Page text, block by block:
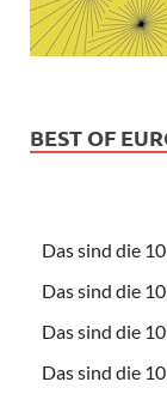
BEST OF
Das sind die
Das sind die
Das sind die
Das sind die